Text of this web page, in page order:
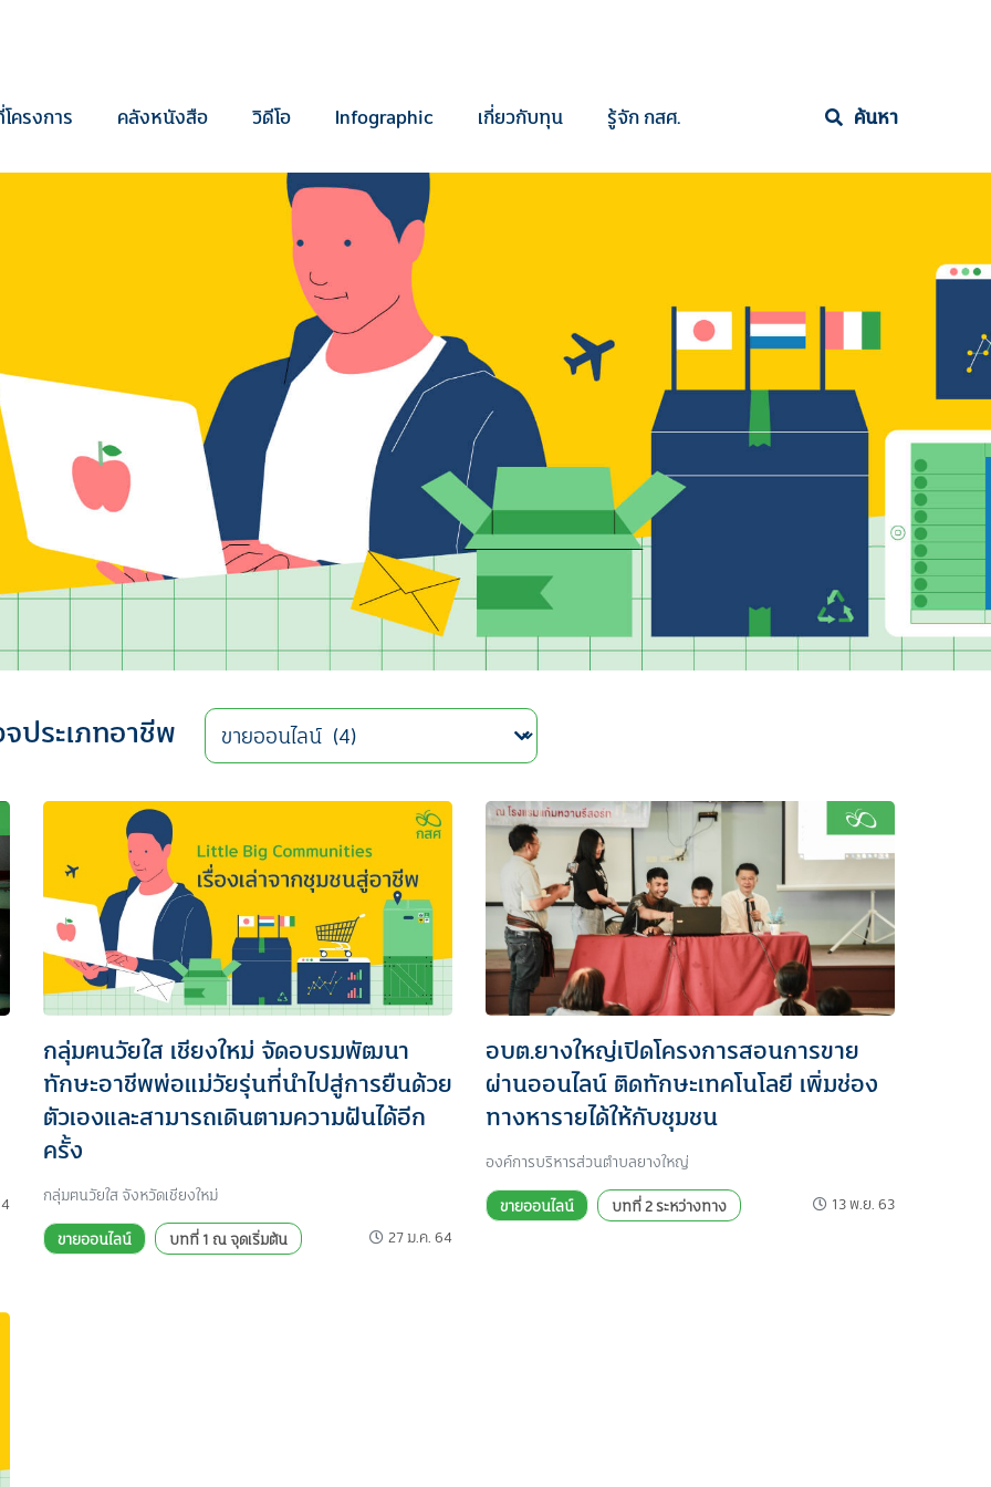
ครงการ คลังหนังสือ วิดีโอ Infographic เกี่ยวกับทุน รู้จัก กสศ. ค้นหา
ประเภทอาชีพ
กลุ่มฅนวัยใส เชียงใหม่ จัดอบรมพัฒนา
ทักษะอาชีพพ่อแม่วัยรุ่นที่นำไปสู่การยืนด้วย
ตัวเองและสามารถเดินตามความฝันได้อีก
ครั้ง
กลุ่มฅนวัยใส จังหวัดเชียงใหม่
ขายออนไลน์ บทที่ 1 ณ จุดเริ่มต้น 27 ม.ค. 64
อบต.ยางใหญ่เปิดโครงการสอนการขาย
ผ่านออนไลน์ ติดทักษะเทคโนโลยี เพิ่มช่อง
ทางหารายได้ให้กับชุมชน
องค์การบริหารส่วนตำบลยางใหญ่
ขายออนไลน์ บทที่ 2 ระหว่างทาง 13 พ.ย. 63